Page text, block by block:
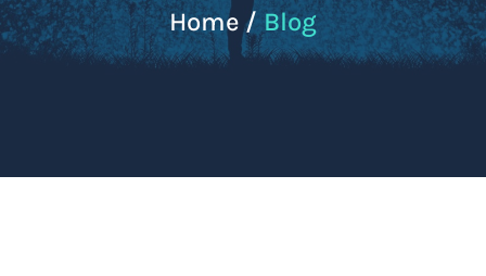
Home / Blog